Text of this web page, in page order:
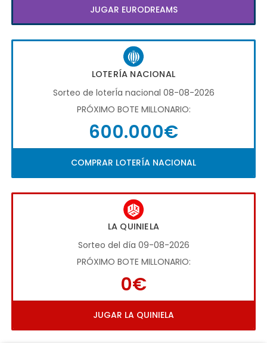
JUGAR EURODREAMS
LOTERÍA NACIONAL
Sorteo de loterÍa nacional 08-08-2026
PRÓXIMO BOTE MILLONARIO:
600.000€
COMPRAR LOTERÍA NACIONAL
LA QUINIELA
Sorteo del día 09-08-2026
PRÓXIMO BOTE MILLONARIO:
0€
JUGAR LA QUINIELA